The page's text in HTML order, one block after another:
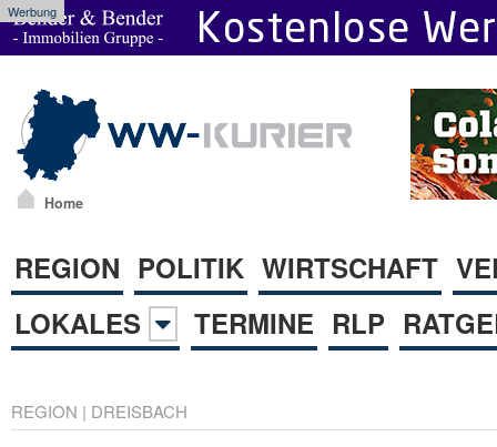
Werbung
Home
REGION POLITIK WIRTSCHAFT
LOKALES
TERMINE RLP
REGION | DREISBACH